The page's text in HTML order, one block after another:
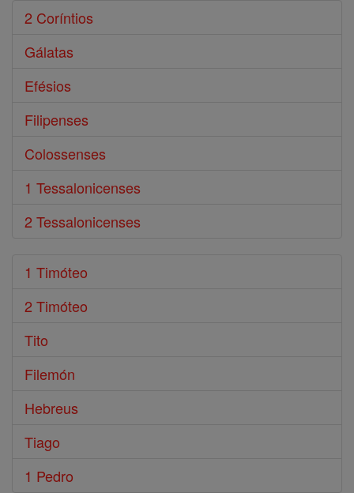
2 Coríntios
Gálatas
Efésios
Filipenses
Colossenses
1 Tessalonicenses
2 Tessalonicenses
1 Timóteo
2 Timóteo
Tito
Filemón
Hebreus
Tiago
1 Pedro